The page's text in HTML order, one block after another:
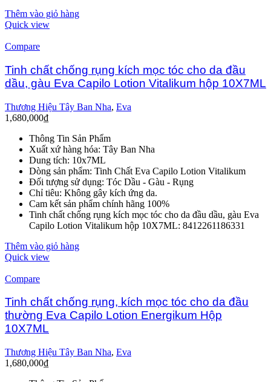
Thêm vào giỏ hàng
Quick view
Compare
Tinh chất chống rụng kích mọc tóc cho da đầu
dầu, gàu Eva Capilo Lotion Vitalikum hộp 10X7ML
Thương Hiệu Tây Ban Nha, Eva
1,680,000₫
Thông Tin Sản Phẩm
Xuất xứ hàng hóa: Tây Ban Nha
Dung tích: 10x7ML
Dòng sản phẩm: Tinh Chất Eva Capilo Lotion Vitalikum
Đối tượng sử dụng: Tóc Dầu - Gàu - Rụng
Chỉ tiêu: Không gây kích ứng da.
Cam kết sản phẩm chính hãng 100%
Tinh chất chống rụng kích mọc tóc cho da đầu dầu, gàu Eva
Capilo Lotion Vitalikum hộp 10X7ML: 8412261186331
Thêm vào giỏ hàng
Quick view
Compare
Tinh chất chống rụng, kích mọc tóc cho da đầu
thường Eva Capilo Lotion Energikum Hộp
10X7ML
Thương Hiệu Tây Ban Nha, Eva
1,680,000₫